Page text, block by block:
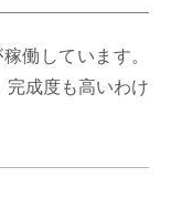
働しています。
完成度も高いわけ